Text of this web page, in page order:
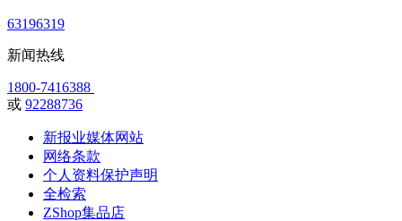
63196319
新闻热线
1800-7416388
或 92288736
新报业媒体网站
网络条款
个人资料保护声明
全检索
ZShop集品店